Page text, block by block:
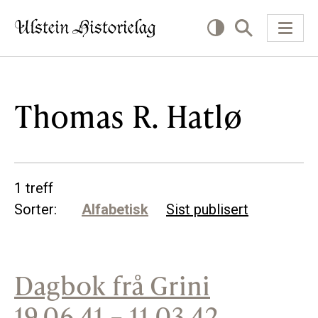
KVA VIL DU LESE OM?
Næring
Offentlig
SLIK KAN DU BIDRA
Thomas R. Hatlø
1 treff
Sorter:
Alfabetisk Sist publisert
Dagbok frå Grini